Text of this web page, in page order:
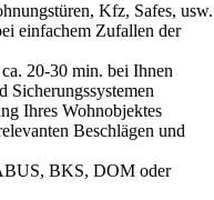
Kfz, Safes, usw.
einfachem Zufallen der
20-30 min. bei Ihnen
Sicherungssystemen
Ihres Wohnobjektes
Beschlägen und
BKS, DOM oder